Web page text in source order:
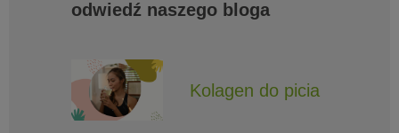
odwiedź naszego bloga
Kolagen do picia